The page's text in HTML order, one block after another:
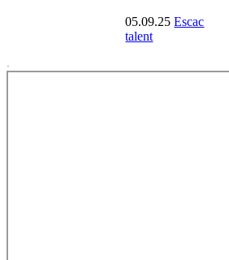
05.09.25 Escac
talent